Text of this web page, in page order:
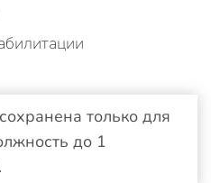
только для
до 1